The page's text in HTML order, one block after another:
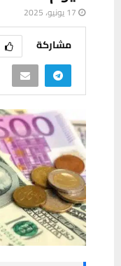
17 يونيو، 2025
مشاركة